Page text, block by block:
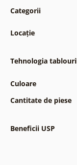
Categorii
Locație
Tehnologia
Culoare
Cantitate de piese
Beneficii USP